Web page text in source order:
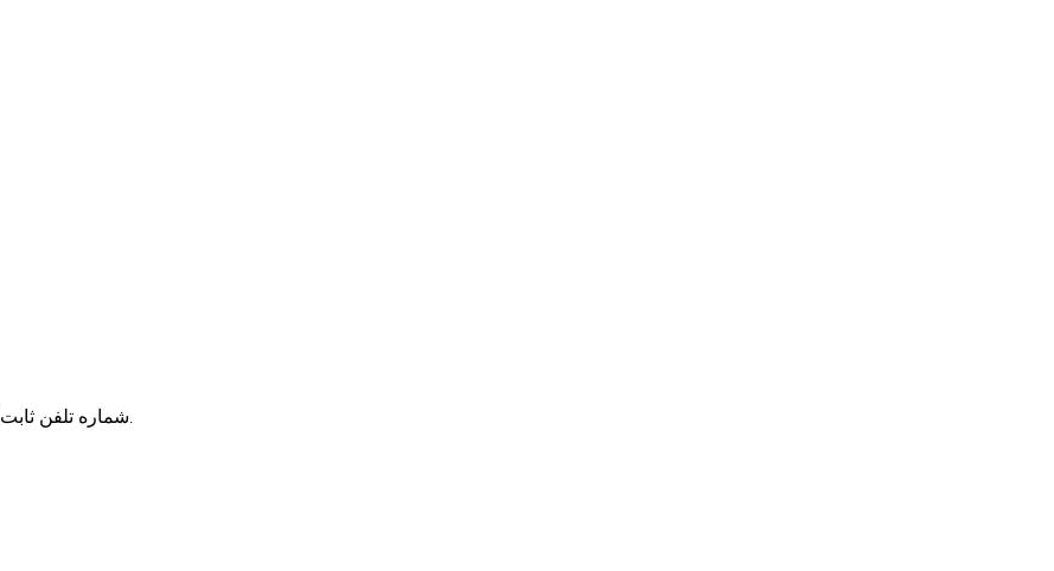
شماره تلفن ثابتشماره تلفن ثابت همراه با کد شهر را وارد نمایید.